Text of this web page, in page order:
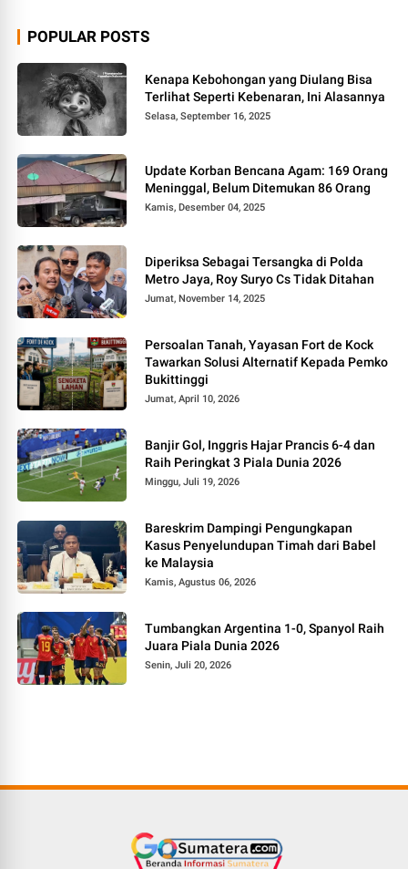
POPULAR POSTS
Kenapa Kebohongan yang Diulang Bisa
Terlihat Seperti Kebenaran, Ini Alasannya
Selasa, September 16, 2025
Update Korban Bencana Agam: 169 Orang
Meninggal, Belum Ditemukan 86 Orang
Kamis, Desember 04, 2025
Diperiksa Sebagai Tersangka di Polda
Metro Jaya, Roy Suryo Cs Tidak Ditahan
Jumat, November 14, 2025
Persoalan Tanah, Yayasan Fort de Kock
Tawarkan Solusi Alternatif Kepada Pemko
Bukittinggi
Jumat, April 10, 2026
Banjir Gol, Inggris Hajar Prancis 6-4 dan
Raih Peringkat 3 Piala Dunia 2026
Minggu, Juli 19, 2026
Bareskrim Dampingi Pengungkapan
Kasus Penyelundupan Timah dari Babel
ke Malaysia
Kamis, Agustus 06, 2026
Tumbangkan Argentina 1-0, Spanyol Raih
Juara Piala Dunia 2026
Senin, Juli 20, 2026